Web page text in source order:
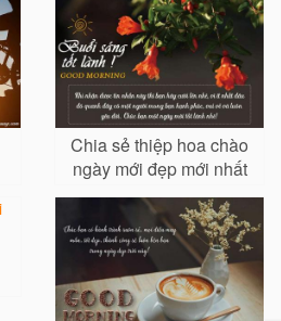
Chia sẻ thiệp hoa chào
ngày mới đẹp mới nhất